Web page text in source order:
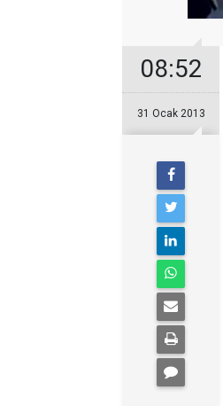
08:52
31 Ocak 2013